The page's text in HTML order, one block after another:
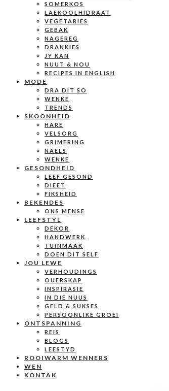
SOMERKOS
LAEKOOLHIDRAAT
VEGETARIES
GEBAK
NAGEREG
DRANKIES
JY KAN
NUUT & NOU
RECIPES IN ENGLISH
MODE
DRA DIT SO
WENKE
TRENDS
SKOONHEID
HARE
VELSORG
GRIMERING
NAELS
WENKE
GESONDHEID
LEEF GESOND
DIEET
FIKSHEID
BEKENDES
ONS MENSE
LEEFSTYL
DEKOR
HANDWERK
TUINMAAK
DOEN DIT SELF
JOU LEWE
VERHOUDINGS
OUERSKAP
INSPIRASIE
IN DIE NUUS
GELD & SUKSES
PERSOONLIKE GROEI
ONTSPANNING
REIS
BLOGS
LEESTYD
ROOIWARM WENNERS
WEN
KONTAK